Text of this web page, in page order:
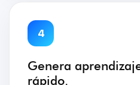
4
Genera
rápido.